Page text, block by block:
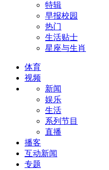
特辑
早报校园
热门
生活贴士
星座与生肖
体育
视频
新闻
娱乐
生活
系列节目
直播
播客
互动新闻
专题